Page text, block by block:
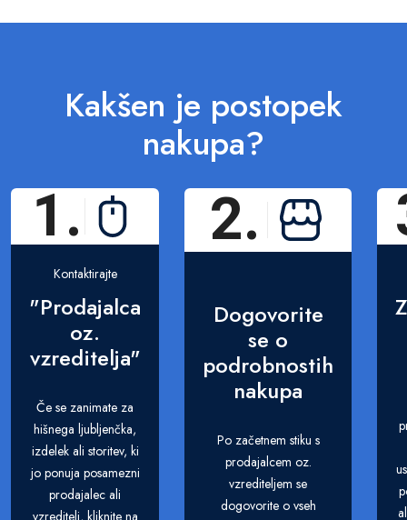
Kakšen je postopek
nakupa?
1.
Kontaktirajte
"Prodajalca
oz.
vzreditelja"
Če se zanimate za
hišnega ljubljenčka,
izdelek ali storitev, ki
jo ponuja posamezni
prodajalec ali
2.
Dogovorite
se o
podrobnostih
nakupa
Po začetnem stiku s
prodajalcem oz.
vzrediteljem se
dogovorite o vseh